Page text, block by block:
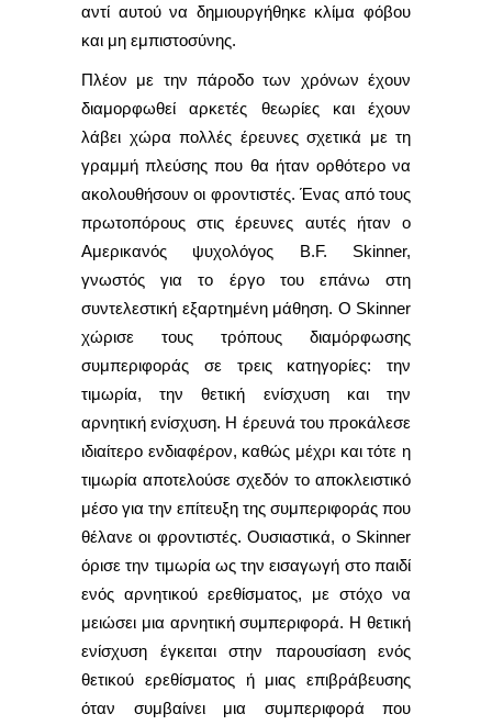
αντί αυτού να δημιουργήθηκε κλίμα φόβου
και μη εμπιστοσύνης.
Πλέον με την πάροδο των χρόνων έχουν
διαμορφωθεί αρκετές θεωρίες και έχουν
λάβει χώρα πολλές έρευνες σχετικά με τη
γραμμή πλεύσης που θα ήταν ορθότερο να
ακολουθήσουν οι φροντιστές. Ένας από τους
πρωτοπόρους στις έρευνες αυτές ήταν ο
Αμερικανός ψυχολόγος B.F. Skinner,
γνωστός για το έργο του επάνω στη
συντελεστική εξαρτημένη μάθηση. Ο Skinner
χώρισε τους τρόπους διαμόρφωσης
συμπεριφοράς σε τρεις κατηγορίες: την
τιμωρία, την θετική ενίσχυση και την
αρνητική ενίσχυση. Η έρευνά του προκάλεσε
ιδιαίτερο ενδιαφέρον, καθώς μέχρι και τότε η
τιμωρία αποτελούσε σχεδόν το αποκλειστικό
μέσο για την επίτευξη της συμπεριφοράς που
θέλανε οι φροντιστές. Ουσιαστικά, ο Skinner
όρισε την τιμωρία ως την εισαγωγή στο παιδί
ενός αρνητικού ερεθίσματος, με στόχο να
μειώσει μια αρνητική συμπεριφορά. Η θετική
ενίσχυση έγκειται στην παρουσίαση ενός
θετικού ερεθίσματος ή μιας επιβράβευσης
όταν συμβαίνει μια συμπεριφορά που